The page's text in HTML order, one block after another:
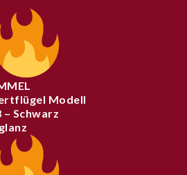
Modell
– Schwarz